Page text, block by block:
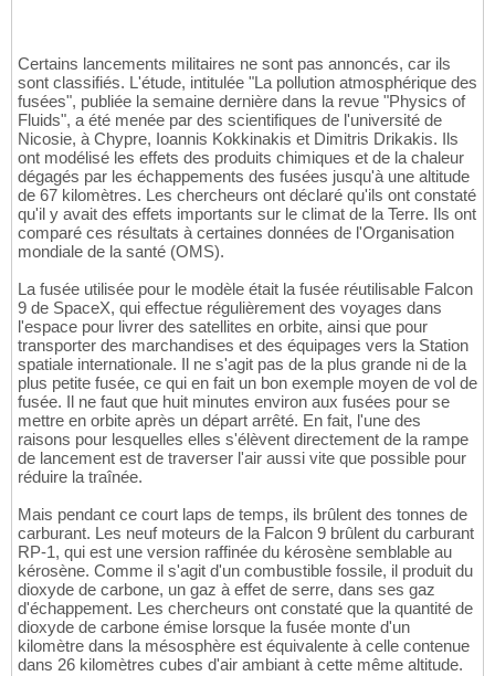
Certains lancements militaires ne sont pas annoncés, car ils
sont classifiés. L'étude, intitulée "La pollution atmosphérique des
fusées", publiée la semaine dernière dans la revue "Physics of
Fluids", a été menée par des scientifiques de l'université de
Nicosie, à Chypre, Ioannis Kokkinakis et Dimitris Drikakis. Ils
ont modélisé les effets des produits chimiques et de la chaleur
dégagés par les échappements des fusées jusqu'à une altitude
de 67 kilomètres. Les chercheurs ont déclaré qu'ils ont constaté
qu'il y avait des effets importants sur le climat de la Terre. Ils ont
comparé ces résultats à certaines données de l'Organisation
mondiale de la santé (OMS).
La fusée utilisée pour le modèle était la fusée réutilisable Falcon
9 de SpaceX, qui effectue régulièrement des voyages dans
l'espace pour livrer des satellites en orbite, ainsi que pour
transporter des marchandises et des équipages vers la Station
spatiale internationale. Il ne s'agit pas de la plus grande ni de la
plus petite fusée, ce qui en fait un bon exemple moyen de vol de
fusée. Il ne faut que huit minutes environ aux fusées pour se
mettre en orbite après un départ arrêté. En fait, l'une des
raisons pour lesquelles elles s'élèvent directement de la rampe
de lancement est de traverser l'air aussi vite que possible pour
réduire la traînée.
Mais pendant ce court laps de temps, ils brûlent des tonnes de
carburant. Les neuf moteurs de la Falcon 9 brûlent du carburant
RP-1, qui est une version raffinée du kérosène semblable au
kérosène. Comme il s'agit d'un combustible fossile, il produit du
dioxyde de carbone, un gaz à effet de serre, dans ses gaz
d'échappement. Les chercheurs ont constaté que la quantité de
dioxyde de carbone émise lorsque la fusée monte d'un
kilomètre dans la mésosphère est équivalente à celle contenue
dans 26 kilomètres cubes d'air ambiant à cette même altitude.